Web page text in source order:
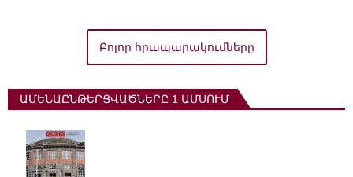
Բոլոր հրապարակումները
ԱՄԵՆԱԸՆԹԵՐՑՎԱԾՆԵՐԸ 1 ԱՄՍՈՒՄ